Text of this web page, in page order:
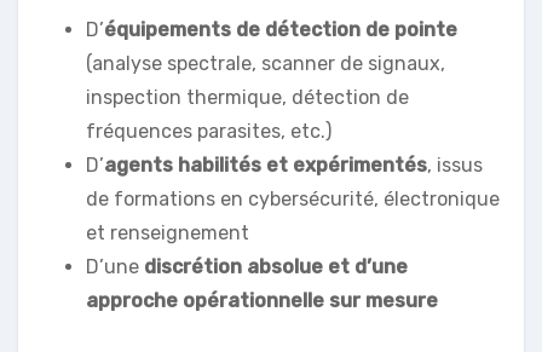
D’équipements de détection de pointe
(analyse spectrale, scanner de signaux,
inspection thermique, détection de
fréquences parasites, etc.)
D’agents habilités et expérimentés, issus
de formations en cybersécurité, électronique
et renseignement
D’une discrétion absolue et d’une
approche opérationnelle sur mesure